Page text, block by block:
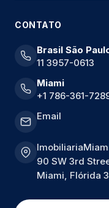
CONTATO
Brasil São
11 3957-0613
Miami
+1 786-361-
Email
90 SW 3rd
Miami, Flórida